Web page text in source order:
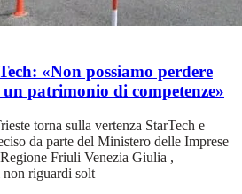
«Non possiamo perdere
patrimonio di competenze»
torna sulla vertenza StarTech e
da parte del Ministero delle Imprese
Friuli Venezia Giulia ,
non riguardi solt